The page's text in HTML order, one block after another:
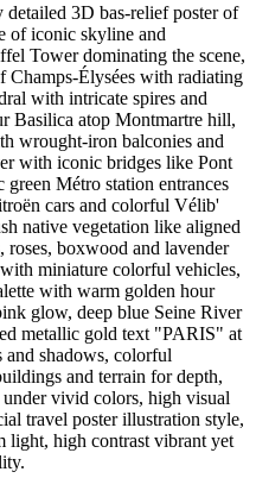
3D bas-relief poster of
of iconic skyline and
Tower dominating the scene,
Champs-Élysées with radiating
with intricate spires and
Basilica atop Montmartre hill,
wrought-iron balconies and
with iconic bridges like Pont
Métro station entrances
cars and colorful Vélib'
native vegetation like aligned
roses, boxwood and lavender
miniature colorful vehicles,
with warm golden hour
glow, deep blue Seine River
metallic gold text "PARIS" at
shadows, colorful
and terrain for depth,
vivid colors, high visual
travel poster illustration style,
light, high contrast vibrant yet